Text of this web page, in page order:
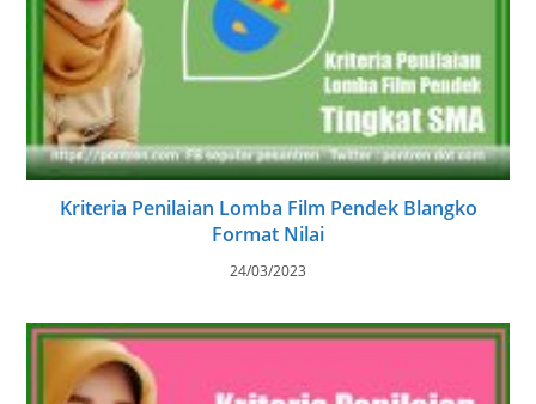
Kriteria Penilaian Lomba Film Pendek Blangko
Format Nilai
24/03/2023